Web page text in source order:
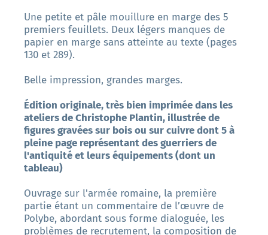
Une petite et pâle mouillure en marge des 5
premiers feuillets. Deux légers manques de
papier en marge sans atteinte au texte (pages
130 et 289).
Belle impression, grandes marges.
Édition originale, très bien imprimée dans les
ateliers de Christophe Plantin, illustrée de
figures gravées sur bois ou sur cuivre dont 5 à
pleine page représentant des guerriers de
l'antiquité et leurs équipements (dont un
tableau)
Ouvrage sur l'armée romaine, la première
partie étant un commentaire de l’œuvre de
Polybe, abordant sous forme dialoguée, les
problèmes de recrutement, la composition de